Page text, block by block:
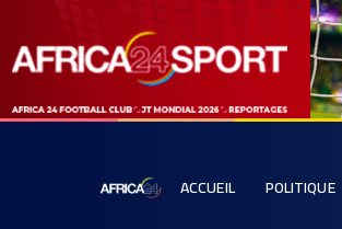
ACCUEIL POLITIQUE